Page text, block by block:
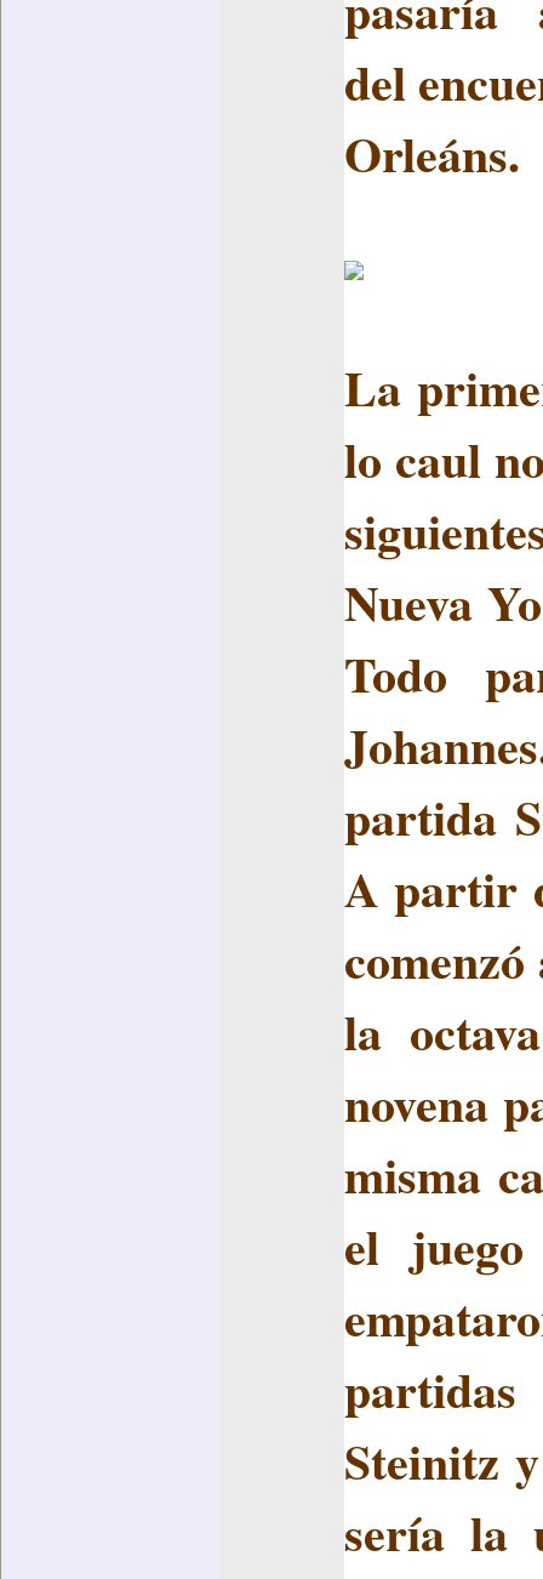
del
Orleáns.
La
lo caul
Nueva
Todo
partida
A partir
la
novena
misma
el
Steinitz
sería la